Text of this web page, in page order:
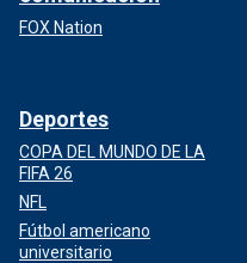
FOX Nation
Deportes
COPA DEL MUNDO DE LA
FIFA 26
NFL
Fútbol americano
universitario